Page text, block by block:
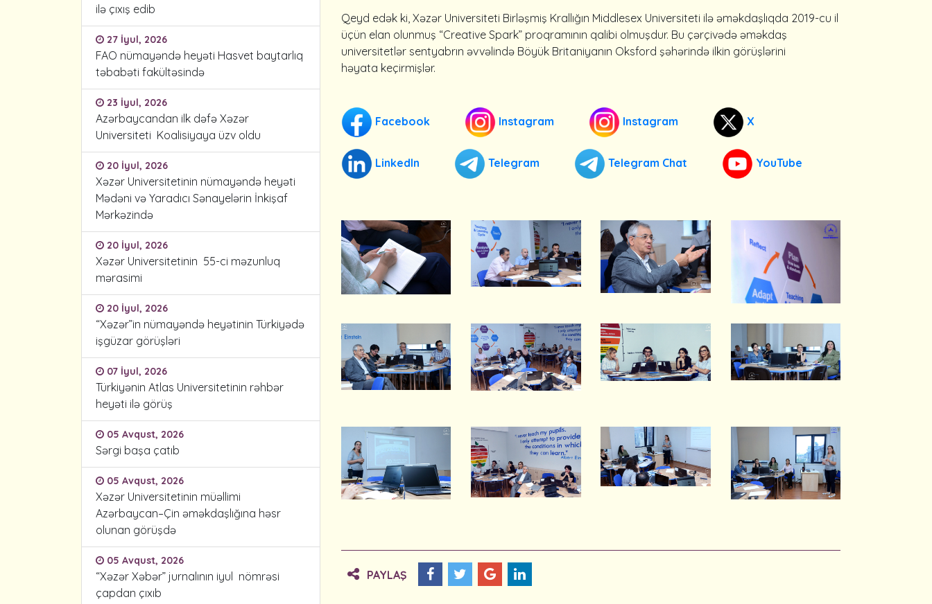
ilə çıxış edib
27 İyul, 2026
FAO nümayəndə heyəti Hasvet baytarlıq
təbabəti fakültəsində
23 İyul, 2026
Azərbaycandan ilk dəfə Xəzər
Universiteti Koalisiyaya üzv oldu
20 İyul, 2026
Xəzər Universitetinin nümayəndə heyəti
Mədəni və Yaradıcı Sənayelərin İnkişaf
Mərkəzində
20 İyul, 2026
Xəzər Universitetinin 55-ci məzunluq
mərasimi
20 İyul, 2026
“Xəzər”in nümayəndə heyətinin Türkiyədə
işgüzar görüşləri
07 İyul, 2026
Türkiyənin Atlas Universitetinin rəhbər
heyəti ilə görüş
05 Avqust, 2026
Sərgi başa çatıb
05 Avqust, 2026
Xəzər Universitetinin müəllimi
Azərbaycan–Çin əməkdaşlığına həsr
olunan görüşdə
05 Avqust, 2026
“Xəzər Xəbər” jurnalının iyul nömrəsi
çapdan çıxıb
Qeyd edək ki, Xəzər Universiteti Birləşmiş Krallığın Middlesex Universiteti ilə əməkdaşlıqda 2019-cu il
üçün elan olunmuş “Creative Spark” proqramının qalibi olmuşdur. Bu çərçivədə əməkdaş
universitetlər sentyabrın əvvəlində Böyük Britaniyanın Oksford şəhərində ilkin görüşlərini
həyata keçirmişlər.
Facebook Instagram Instagram X
LinkedIn Telegram Telegram Chat YouTube
PAYLAŞ